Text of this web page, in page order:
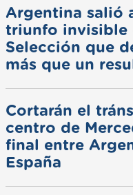
Argentina salió
triunfo invisible
Selección que
más que un
Cortarán el
centro de
final entre
España